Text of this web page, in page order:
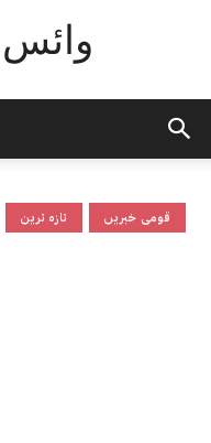
تازہ ترین قومی خبریں